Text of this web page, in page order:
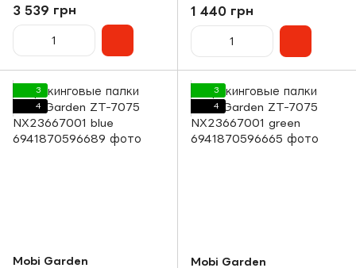
CNK2300DS010 желтый
3 539 грн
NX23667001 gold
1 440 грн
3
4
Mobi Garden
3
4
Mobi Garden